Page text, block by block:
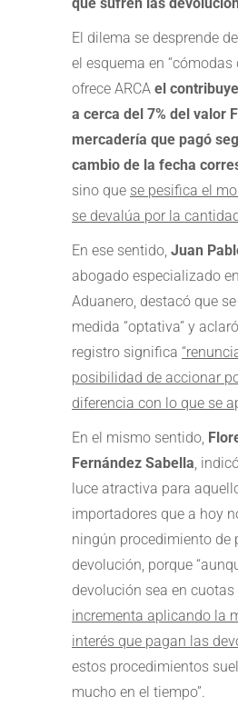
El dilema se desprende
el esquema en “cómodas
ofrece ARCA el
a cerca del 7% del valor
mercadería que pagó
cambio de la fecha
sino que se pesifica el
se devalúa por la
En ese sentido, Juan
abogado especializado
Aduanero, destacó que
medida “optativa” y
registro significa
posibilidad de accionar
diferencia con lo que se
En el mismo sentido,
Fernández Sabella ,
luce atractiva para
importadores que a hoy
ningún procedimiento de
devolución, porque
devolución sea en cuotas
incrementa aplicando la
interés que pagan las
estos procedimientos
mucho en el tiempo”.